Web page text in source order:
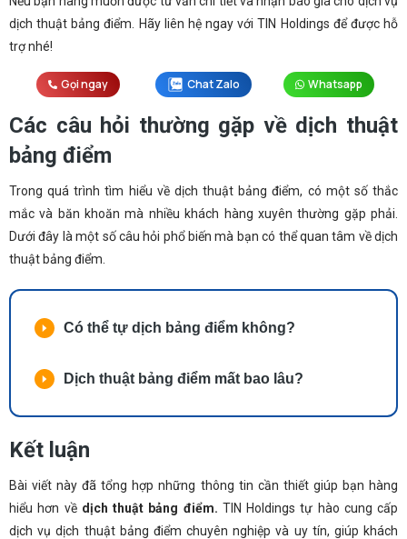
dịch thuật bảng điểm. Hãy liên hệ ngay với TIN Holdings để được hỗ
trợ nhé!
Gọi ngay Chat Zalo Whatsapp
Các câu hỏi thường gặp về dịch thuật
bảng điểm
Trong quá trình tìm hiểu về dịch thuật bảng điểm, có một số thắc
mắc và băn khoăn mà nhiều khách hàng xuyên thường gặp phải.
Dưới đây là một số câu hỏi phổ biến mà bạn có thể quan tâm về dịch
thuật bảng điểm.
Có thể tự dịch bảng điểm không?
Dịch thuật bảng điểm mất bao lâu?
Kết luận
Bài viết này đã tổng hợp những thông tin cần thiết giúp bạn hàng
hiểu hơn về dịch thuật bảng điểm. TIN Holdings tự hào cung cấp
dịch vụ dịch thuật bảng điểm chuyên nghiệp và uy tín, giúp khách